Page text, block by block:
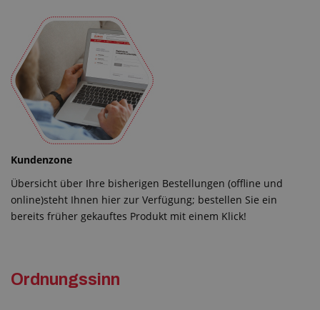
Kundenzone
Übersicht über Ihre bisherigen Bestellungen (offline und
online)steht Ihnen hier zur Verfügung; bestellen Sie ein
bereits früher gekauftes Produkt mit einem Klick!
Ordnungssinn